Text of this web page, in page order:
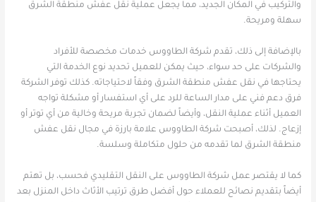
والتركيب في المكان الجديد، مما يجعل عملية نقل عفش منطقة الشرق
سهلة ومريحة.
بالإضافة إلى ذلك، تقدم شركة الطاووس خدمات مخصصة للأفراد
والشركات على حد سواء، حيث يمكن للعميل تحديد نوع الخدمة التي
يحتاجها في نقل عفش منطقة الشرق وفقاً لاحتياجاته. كذلك توفر الشركة
فرق دعم فني على مدار الساعة للرد على أي استفسار أو مشكلة تواجه
العميل أثناء عملية النقل، وأيضاً لضمان تجربة مريحة وخالية من أي توتر أو
إزعاج. لذلك، أصبحت شركة الطاووس علامة بارزة في مجال نقل عفش
منطقة الشرق لما تقدمه من حلول متكاملة وسلسة.
كما لا يقتصر عمل شركة الطاووس على النقل التقليدي فحسب، بل تهتم
أيضاً بتقديم نصائح للعملاء حول أفضل طرق ترتيب الأثاث داخل المنزل بعد